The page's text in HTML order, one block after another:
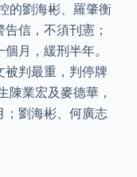
的劉海彬、羅肇衡
信，不須刊憲；
月，緩刑半年。
被判最重，判停牌
陳業宏及麥德華，
；劉海彬、何廣志